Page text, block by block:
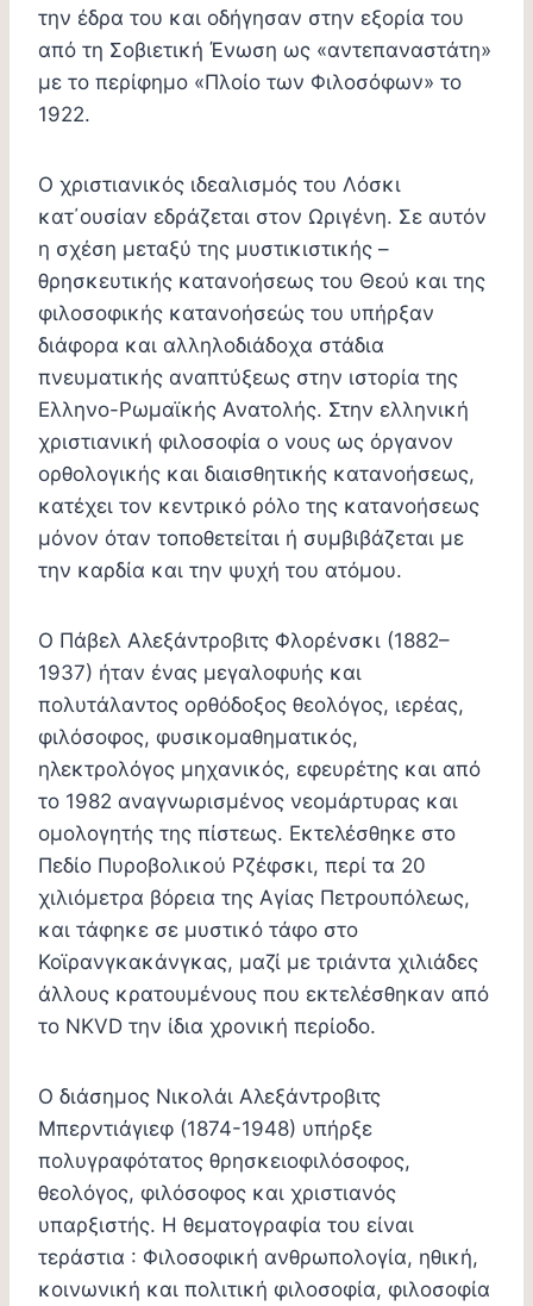
την έδρα του και οδήγησαν στην εξορία του
από τη Σοβιετική Ένωση ως «αντεπαναστάτη»
με το περίφημο «Πλοίο των Φιλοσόφων» το
1922.
Ο χριστιανικός ιδεαλισμός του Λόσκι
κατ΄ουσίαν εδράζεται στον Ωριγένη. Σε αυτόν
η σχέση μεταξύ της μυστικιστικής –
θρησκευτικής κατανοήσεως του Θεού και της
φιλοσοφικής κατανοήσεώς του υπήρξαν
διάφορα και αλληλοδιάδοχα στάδια
πνευματικής αναπτύξεως στην ιστορία της
Ελληνο-Ρωμαϊκής Ανατολής. Στην ελληνική
χριστιανική φιλοσοφία ο νους ως όργανον
ορθολογικής και διαισθητικής κατανοήσεως,
κατέχει τον κεντρικό ρόλο της κατανοήσεως
μόνον όταν τοποθετείται ή συμβιβάζεται με
την καρδία και την ψυχή του ατόμου.
Ο Πάβελ Αλεξάντροβιτς Φλορένσκι (1882–
1937) ήταν ένας μεγαλοφυής και
πολυτάλαντος ορθόδοξος θεολόγος, ιερέας,
φιλόσοφος, φυσικομαθηματικός,
ηλεκτρολόγος μηχανικός, εφευρέτης και από
το 1982 αναγνωρισμένος νεομάρτυρας και
ομολογητής της πίστεως. Εκτελέσθηκε στο
Πεδίο Πυροβολικού Ρζέφσκι, περί τα 20
χιλιόμετρα βόρεια της Αγίας Πετρουπόλεως,
και τάφηκε σε μυστικό τάφο στο
Κοϊρανγκακάνγκας, μαζί με τριάντα χιλιάδες
άλλους κρατουμένους που εκτελέσθηκαν από
το NKVD την ίδια χρονική περίοδο.
Ο διάσημος Νικολάι Αλεξάντροβιτς
Μπερντιάγιεφ (1874-1948) υπήρξε
πολυγραφότατος θρησκειοφιλόσοφος,
θεολόγος, φιλόσοφος και χριστιανός
υπαρξιστής. Η θεματογραφία του είναι
τεράστια : Φιλοσοφική ανθρωπολογία, ηθική,
κοινωνική και πολιτική φιλοσοφία, φιλοσοφία